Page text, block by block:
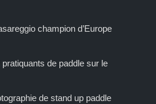
champion d’Europe
de paddle sur le
de stand up paddle